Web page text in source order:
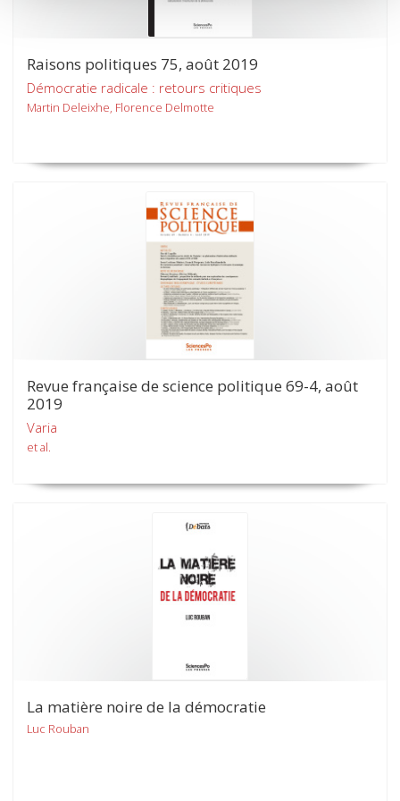
Raisons politiques 75, août 2019
Démocratie radicale : retours critiques
Martin Deleixhe, Florence Delmotte
Revue française de science politique 69-4, août
2019
Varia
et al.
La matière noire de la démocratie
Luc Rouban